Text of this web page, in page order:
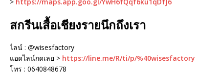
สกรีนเสื้อเชียงรายนึกถึงเรา
ไลน์ : @wisesfactory
แอดไลน์กดเลย > https://line.me/R/ti/p/%40wisesfactory
โทร : 0640848678